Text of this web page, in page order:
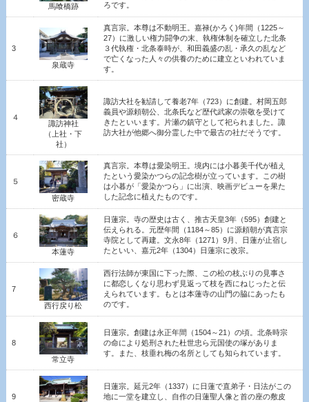
馬喰橋跡
ろです。
3
泉蔵寺
真言宗。本尊は不動明王。嘉禄(かろく)年間（1225～
27）に激しい権力闘争の末、執権体制を確立した北条
３代執権・北条泰時が、和田義盛の乱・承久の乱など
で亡くなった人々の供養のために建立といわれていま
す。
４
諏訪神社
（上社・下
社）
諏訪大社を勧請して養老7年（723）に創建。村岡五郎
義員や源頼朝公、北条氏など歴代武家の崇敬を受けて
きたといいます。片瀬の鎮守として祀られました。諏
訪大社が他郷へ御分霊した中で最古の社だそうです。
５
密蔵寺
真言宗。本尊は愛染明王。境内には小暮美千代が植え
たという愛染かつらの記念樹が立っています。この樹
は小暮が「愛染かつら」に出演、映画デビューを果た
した記念に植えたものです。
６
本蓮寺
日蓮宗。寺の歴史は古く、推古天皇3年（595）創建と
伝えられる。元歴年間（1184～85）に源頼朝が真言宗
寺院として再建。文永8年（1271）9月、日蓮が止宿し
たといい、嘉元2年（1304）日蓮宗に改宗。
7
西行戻り松
西行法師が東国に下った際、この松の枝ぶりの見事さ
に都恋しくなり思わず見返って枝を西にねじったと伝
えられています。もとは本蓮寺の山門の脇にあったも
のです。
8
常立寺
日蓮宗。創建は永正年間（1504～21）の頃。北条時宗
の命により処刑された杜世忠ら元国使の塚がありま
す。また、枝垂れ梅の名所としても知られています。
9
日蓮宗。延元2年（ 1337）に日蓮で直弟子・日法がこの
地に一堂を建立し、自作の日蓮聖人像と首の座の敷皮